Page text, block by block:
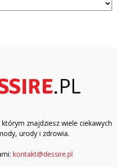
znajdziesz wiele ciekawych
urody i zdrowia.
kontakt@dessire.pl